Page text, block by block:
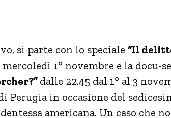
si parte con lo speciale “Il
mercoledì 1° novembre e la docu-
dalle 22.45 dal 1° al 3
Perugia in occasione del
americana. Un caso che